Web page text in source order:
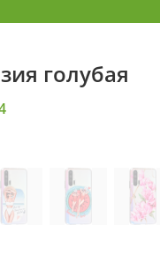
голубая